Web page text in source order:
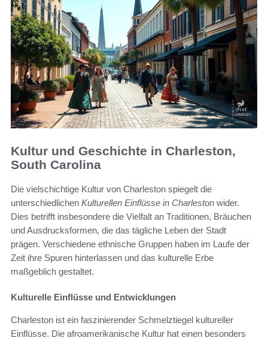
Kultur und Geschichte in Charleston,
South Carolina
Die vielschichtige Kultur von Charleston spiegelt die
unterschiedlichen Kulturellen Einflüsse in Charleston wider.
Dies betrifft insbesondere die Vielfalt an Traditionen, Bräuchen
und Ausdrucksformen, die das tägliche Leben der Stadt
prägen. Verschiedene ethnische Gruppen haben im Laufe der
Zeit ihre Spuren hinterlassen und das kulturelle Erbe
maßgeblich gestaltet.
Kulturelle Einflüsse und Entwicklungen
Charleston ist ein faszinierender Schmelztiegel kultureller
Einflüsse. Die afroamerikanische Kultur hat einen besonders